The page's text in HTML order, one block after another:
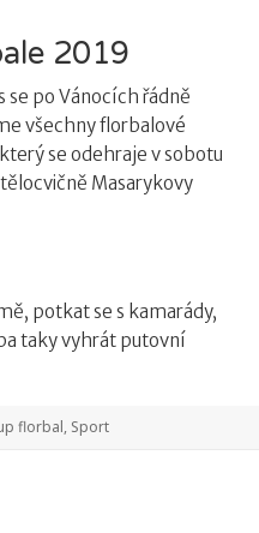
2019
se po Vánocích řádně
všechny florbalové
se odehraje v sobotu
Masarykovy
potkat se s kamarády,
taky vyhrát putovní
ve florbale 2019
florbal, Sport